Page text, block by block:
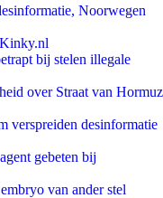
Noorwegen
bij stelen illegale
over Straat van Hormuz
verspreiden desinformatie
gebeten bij
van ander stel